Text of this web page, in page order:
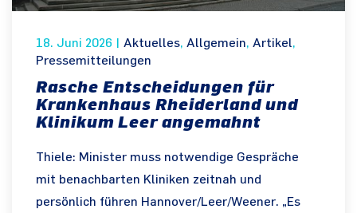
18. Juni 2026 Aktuelles, Allgemein, Artikel,
Pressemitteilungen
Rasche Entscheidungen für
Krankenhaus Rheiderland und
Klinikum Leer angemahnt
Thiele: Minister muss notwendige Gespräche
mit benachbarten Kliniken zeitnah und
persönlich führen Hannover/Leer/Weener. „Es